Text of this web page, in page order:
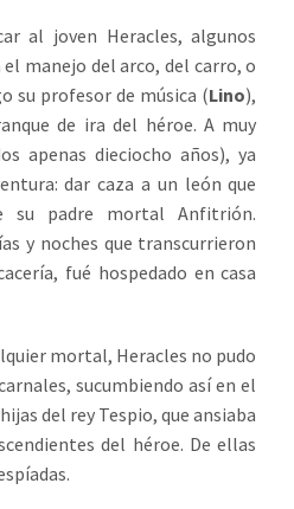
al joven Heracles, algunos
manejo del arco, del carro, o
su profesor de música (Lino),
de ira del héroe. A muy
apenas dieciocho años), ya
dar caza a un león que
su padre mortal Anfitrión.
y noches que transcurrieron
fué hospedado en casa
mortal, Heracles no pudo
sucumbiendo así en el
del rey Tespio, que ansiaba
del héroe. De ellas